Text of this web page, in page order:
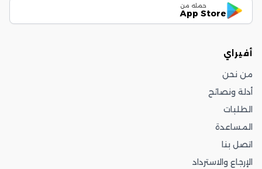
حمله من
App Store
أفيراي
من نحن
أدلة ونصائح
الطلبات
المساعدة
اتصل بنا
الإرجاع والاسترداد